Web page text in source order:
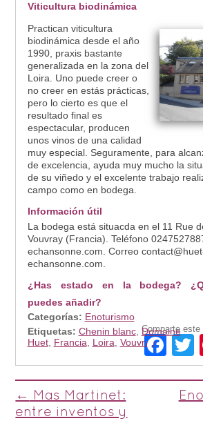
Viticultura biodinámica
Practican viticultura
biodinámica desde el año
1990, praxis bastante
generalizada en la zona del
Loira. Uno puede creer o
no creer en estás prácticas,
pero lo cierto es que el
resultado final es
espectacular, producen
unos vinos de una calidad
muy especial. Seguramente, para
de excelencia, ayuda muy mucho la
de su viñedo y el excelente trabajo
campo como en bodega.
Información útil
La bodega está situacda en el 11 Rue
Vouvray (Francia). Teléfono
echansonne.com. Correo
echansonne.com.
¿Has estado en la bodega?
puedes añadir?
Categorías: Enoturismo
Etiquetas: Chenin blanc, Domaine
Huet, Francia Loira Vouvray
Comparte este
Post navigation
←
Mas Martinet:
entre inventos y